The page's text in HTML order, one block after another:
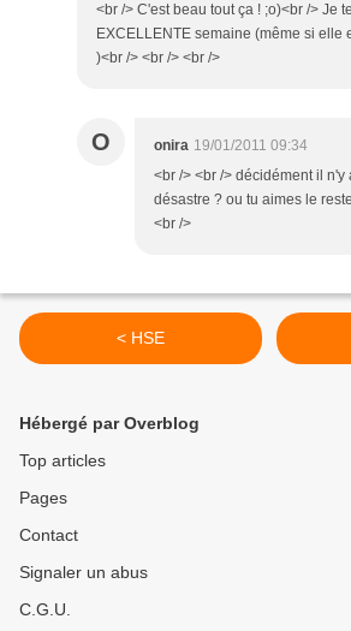
<br /> C'est beau tout ça ! ;o)<br /> Je
EXCELLENTE semaine (même si elle
)<br /> <br /> <br />
O onira 19/01/2011 09:34
<br /> <br /> décidément il n'y
désastre ? ou tu aimes le
<br />
< HSE
Hébergé par Overblog
Top articles
Pages
Contact
Signaler un abus
C.G.U.